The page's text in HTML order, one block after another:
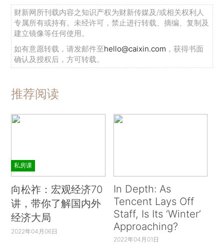
财新网所刊载内容之知识产权为财新传媒及/或相关权利人
专属所有或持有。未经许可，禁止进行转载、摘编、复制及
建立镜像等任何使用。
如有意愿转载，请发邮件至hello@caixin.com ，获得书面
确认及授权后，方可转载。
推荐阅读
私房课
向松祚：宏观经济70
讲，带你了解国内外
经济大局
2022年04月06日
In Depth: As
Tencent Lays Off
Staff, Is Its ‘Winter’
Approaching?
2022年04月01日